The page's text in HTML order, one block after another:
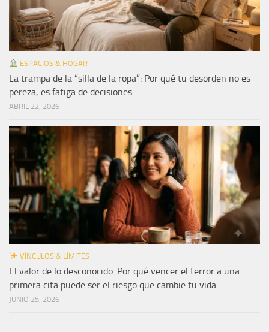
ESPACIOS & HOGAR
La trampa de la “silla de la ropa”: Por qué tu desorden no es
pereza, es fatiga de decisiones
ABRIL 22, 2026
VÍNCULOS & LÍMITES
El valor de lo desconocido: Por qué vencer el terror a una
primera cita puede ser el riesgo que cambie tu vida
JUNIO 25, 2026